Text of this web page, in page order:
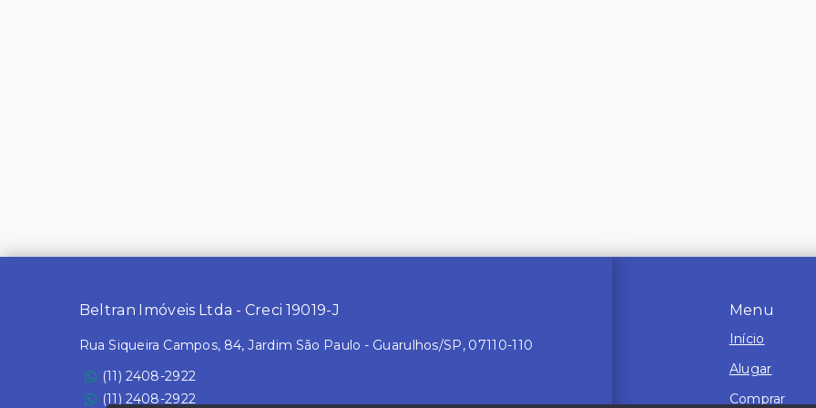
Menu
Início
Alugar
Comprar
Beltran Imóveis Ltda - Creci 19019-J
Rua Siqueira Campos, 84, Jardim São Paulo - Guarulhos/SP, 07110-110
(11) 2408-2922
(11) 2408-2922